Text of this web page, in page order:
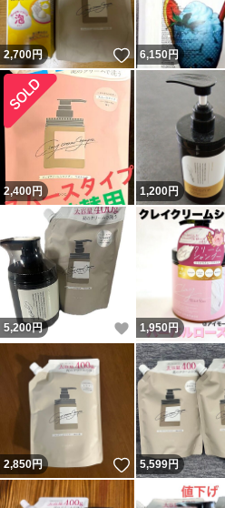
2,700円 いいね！
6,150円
2,400円 1,200円
5,200円 いいね！
1,950円
2,850円 いいね！
5,599円